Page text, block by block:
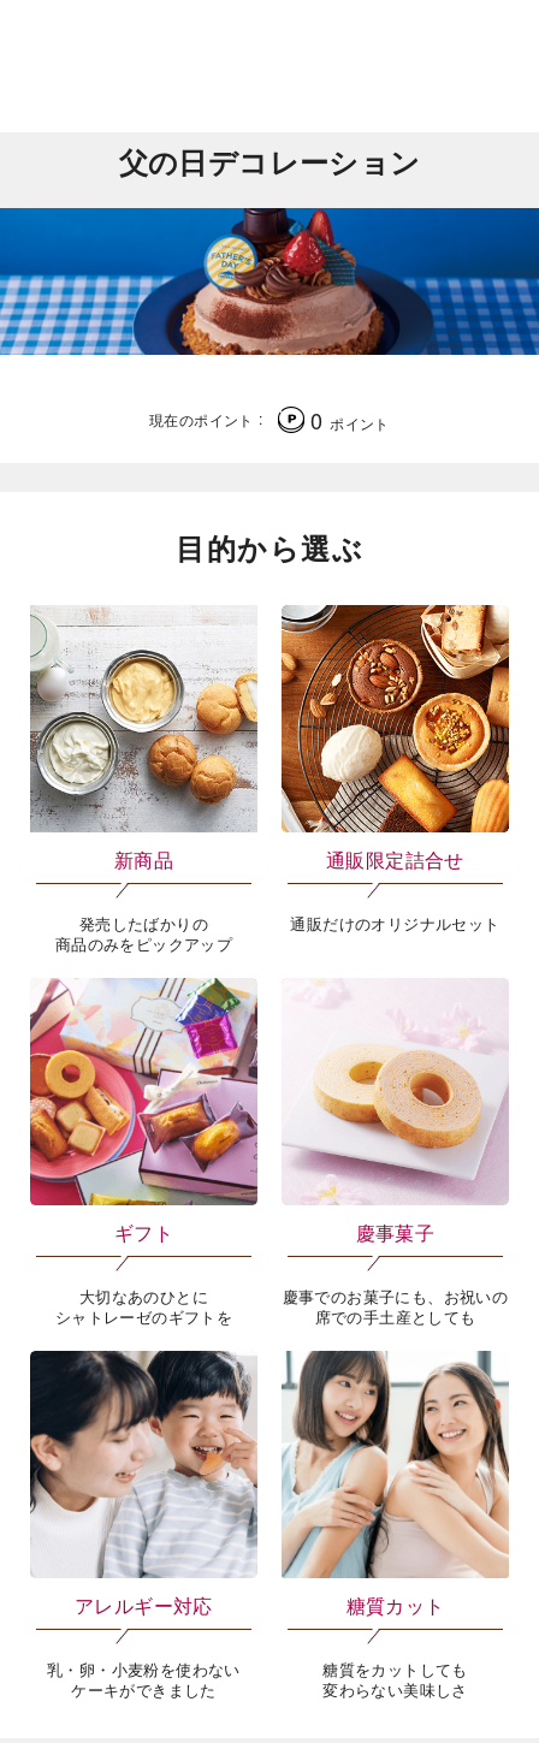
父の日デコレーション
現在のポイント 0 ポイント
目的から選ぶ
新商品
発売したばかりの
商品のみをピックアップ
通販限定詰合せ
通販だけのオリジナルセット
ギフト
大切なあのひとに
シャトレーゼのギフトを
慶事菓子
慶事でのお菓子にも、お祝いの
席での手土産としても
アレルギー対応
乳・卵・小麦粉を使わない
ケーキができました
糖質カット
糖質をカットしても
変わらない美味しさ